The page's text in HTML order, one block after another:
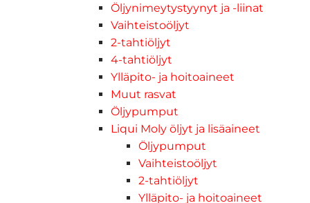
Öljynimeytystyynyt ja -liinat
Vaihteistoöljyt
2-tahtiöljyt
4-tahtiöljyt
Ylläpito- ja hoitoaineet
Muut rasvat
Öljypumput
Liqui Moly öljyt ja lisäaineet
Öljypumput
Vaihteistoöljyt
2-tahtiöljyt
Ylläpito- ja hoitoaineet